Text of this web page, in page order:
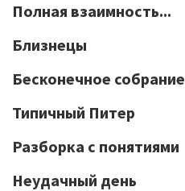
Полная взаимность...
Близнецы
Бесконечное собрание
Типичный Питер
Разборка с понятиями
Неудачный день